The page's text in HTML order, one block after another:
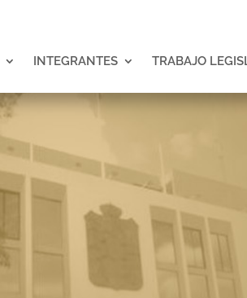
INTEGRANTES TRABAJO